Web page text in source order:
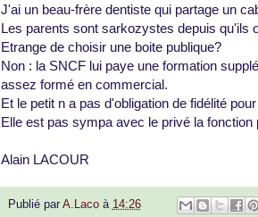
J'ai un beau-frère dentiste qui partage un
Les parents sont sarkozystes depuis qu'ils
Etrange de choisir une boite publique?
Non : la SNCF lui paye une formation
assez formé en commercial.
Et le petit n a pas d'obligation de fidélité
Elle est pas sympa avec le privé la fonction
Alain LACOUR
Publié par A.Laco à 14:26